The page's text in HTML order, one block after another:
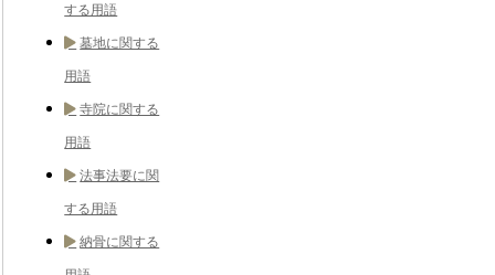
する用語
墓地に関する
用語
寺院に関する
用語
法事法要に関
する用語
納骨に関する